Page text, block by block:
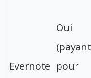
Evernote
Oui
(payant
pour